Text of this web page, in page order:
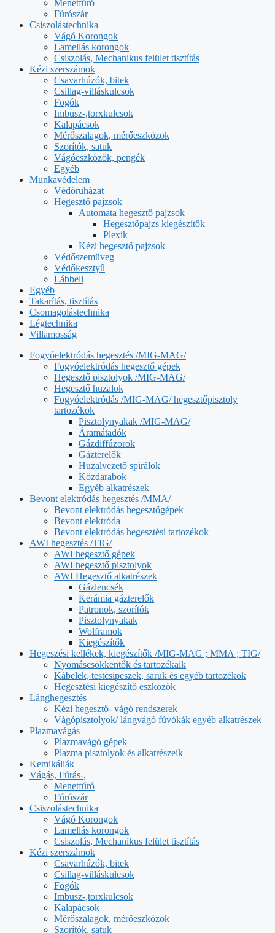
Menetfúró
Fúrószár
Csiszolástechnika
Vágó Korongok
Lamellás korongok
Csiszolás, Mechanikus felület tisztítás
Kézi szerszámok
Csavarhúzók, bitek
Csillag-villáskulcsok
Fogók
Imbusz-,torxkulcsok
Kalapácsok
Mérőszalagok, mérőeszközök
Szorítók, satuk
Vágóeszközök, pengék
Egyéb
Munkavédelem
Védőruházat
Hegesztő pajzsok
Automata hegesztő pajzsok
Hegesztőpajzs kiegészítők
Plexik
Kézi hegesztő pajzsok
Védőszemüveg
Védőkesztyű
Lábbeli
Egyéb
Takarítás, tisztítás
Csomagolástechnika
Légtechnika
Villamosság
Fogyóelektródás hegesztés /MIG-MAG/
Fogyóelektródás hegesztő gépek
Hegesztő pisztolyok /MIG-MAG/
Hegesztő huzalok
Fogyóelektródás /MIG-MAG/ hegesztőpisztoly
tartozékok
Pisztolynyakak /MIG-MAG/
Áramátadók
Gázdiffúzorok
Gázterelők
Huzalvezető spirálok
Közdarabok
Egyéb alkatrészek
Bevont elektródás hegesztés /MMA/
Bevont elektródás hegesztőgépek
Bevont elektróda
Bevont elektródás hegesztési tartozékok
AWI hegesztés /TIG/
AWI hegesztő gépek
AWI hegesztő pisztolyok
AWI Hegesztő alkatrészek
Gázlencsék
Kerámia gázterelők
Patronok, szorítók
Pisztolynyakak
Wolframok
Kiegészítők
Hegeszési kellékek, kiegészítők /MIG-MAG ; MMA ; TIG/
Nyomáscsökkentők és tartozékaik
Kábelek, testcsipeszek, saruk és egyéb tartozékok
Hegesztési kiegészítő eszközök
Lánghegesztés
Kézi hegesztő- vágó rendszerek
Vágópisztolyok/ lángvágó fúvókák egyéb alkatrészek
Plazmavágás
Plazmavágó gépek
Plazma pisztolyok és alkatrészeik
Kemikáliák
Vágás, Fúrás-,
Menetfúró
Fúrószár
Csiszolástechnika
Vágó Korongok
Lamellás korongok
Csiszolás, Mechanikus felület tisztítás
Kézi szerszámok
Csavarhúzók, bitek
Csillag-villáskulcsok
Fogók
Imbusz-,torxkulcsok
Kalapácsok
Mérőszalagok, mérőeszközök
Szorítók, satuk